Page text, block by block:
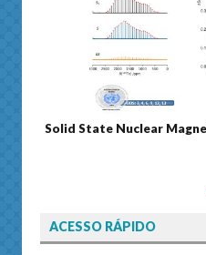
Solid State Nuclear
ACESSO RÁPIDO